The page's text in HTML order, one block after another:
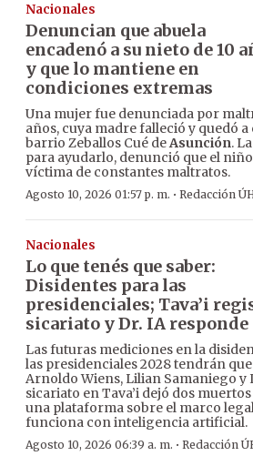
Nacionales
Denuncian que abuela
encadenó a su nieto de 10
y que lo mantiene en
condiciones extremas
Una mujer fue denunciada por
años, cuya madre falleció y quedó a
barrio Zeballos Cué deAsunción.
para ayudarlo, denunció que el
víctima de constantes maltratos.
Agosto 10, 2026 01:57 p. m. · Redacción
Nacionales
Lo que tenés que saber:
Disidentes para las
presidenciales; Tava’i
sicariato y Dr. IA responde
Las futuras mediciones en la
las presidenciales 2028 tendrán
Arnoldo Wiens, Lilian Samaniego y
sicariato en Tava’i dejó dos
una plataforma sobre el marco
funciona con inteligencia artificial.
Agosto 10, 2026 06:39 a. m. · Redacción